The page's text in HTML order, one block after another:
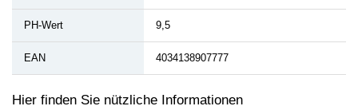
PH-Wert 9,5
EAN 4034138907777
Hier finden Sie nützliche Informationen